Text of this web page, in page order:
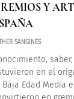
Y
SANGINÉS
en el
Baja Edad Media